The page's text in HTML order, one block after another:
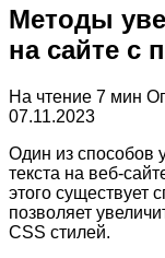
Методы
на сайте с
На чтение 7 мин
07.11.2023
Один из способов
текста на веб-
этого существует
позволяет
CSS стилей.